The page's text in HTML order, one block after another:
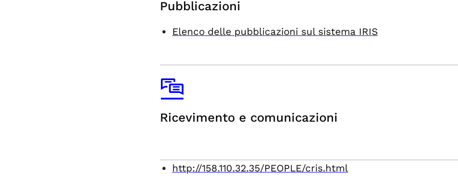
Pubblicazioni
Elenco delle pubblicazioni sul sistema IRIS
Ricevimento e comunicazioni
http://158.110.32.35/PEOPLE/cris.html